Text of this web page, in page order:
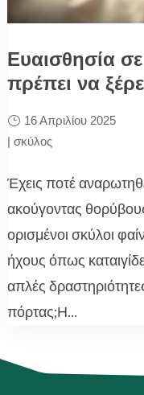
Ευαισθησία
πρέπει να
16 Απριλίου 2025
| σκύλος
Έχεις ποτέ
ακούγοντας
ορισμένοι σκύλοι
ήχους όπως
απλές
πόρτας;Η...